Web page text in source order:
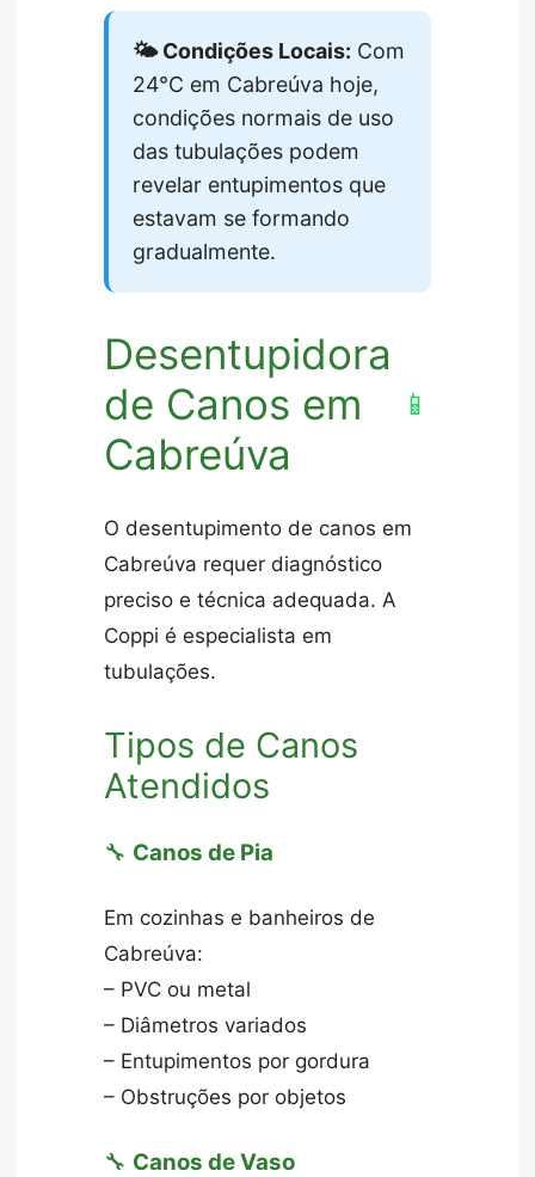
🌤️ Condições Locais: Com
24°C em Cabreúva hoje,
condições normais de uso
das tubulações podem
revelar entupimentos que
estavam se formando
gradualmente.
Desentupidora
de Canos em
Cabreúva
📱
O desentupimento de canos em
Cabreúva requer diagnóstico
preciso e técnica adequada. A
Coppi é especialista em
tubulações.
Tipos de Canos
Atendidos
🔧 Canos de Pia
Em cozinhas e banheiros de
Cabreúva:
– PVC ou metal
– Diâmetros variados
– Entupimentos por gordura
– Obstruções por objetos
🔧 Canos de Vaso